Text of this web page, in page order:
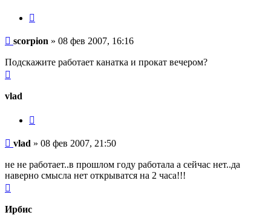
Сообщение
scorpion » 08 фев 2007, 16:16
Подскажите работает канатка и прокат вечером?
началу
vlad
Сообщение
vlad » 08 фев 2007, 21:50
не не работает..в прошлом году работала а сейчас нет..да
наверно смысла нет открыватся на 2 часа!!!
началу
Ирбис